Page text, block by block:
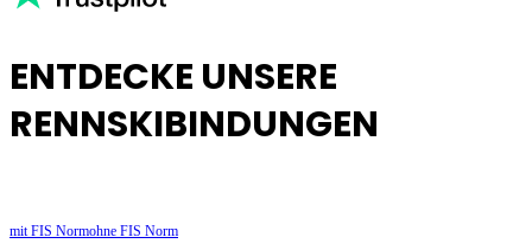
ENTDECKE UNSERE
RENNSKIBINDUNGEN
mit FIS Normohne FIS Norm